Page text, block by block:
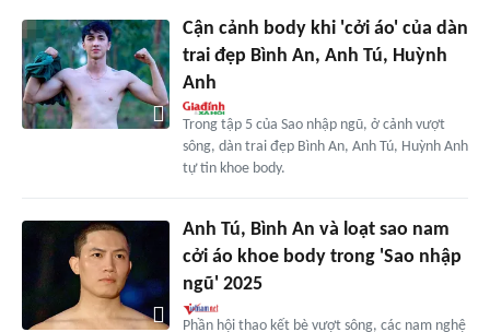
Cận cảnh body khi 'cởi áo' của dàn
trai đẹp Bình An, Anh Tú, Huỳnh
Anh
Trong tập 5 của Sao nhập ngũ, ở cảnh vượt
sông, dàn trai đẹp Bình An, Anh Tú, Huỳnh Anh
tự tin khoe body.
Anh Tú, Bình An và loạt sao nam
cởi áo khoe body trong 'Sao nhập
ngũ' 2025
Phần hội thao kết bè vượt sông, các nam nghệ